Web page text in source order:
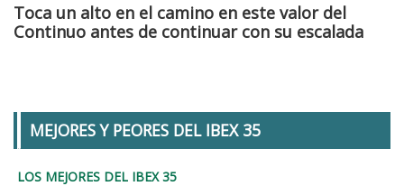
Toca un alto en el camino en este valor del
Continuo antes de continuar con su escalada
MEJORES Y PEORES DEL IBEX 35
LOS MEJORES DEL IBEX 35